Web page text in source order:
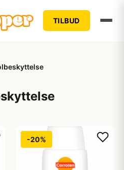
TILBUD
-20%